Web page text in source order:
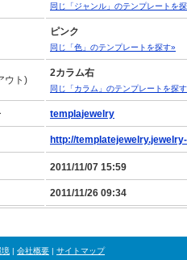
同じ「ジャンル」のテンプレートを
ピンク
同じ「色」のテンプレートを探す»
ウト)
2カラム右
同じ「カラム」のテンプレートを探
templajewelry
http://
2011/11/07 15:59
2011/11/26 09:34
境 | 会社概要 | サイトマップ